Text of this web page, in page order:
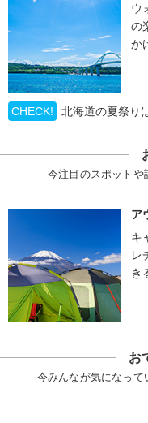
ウ
の
か
CHECK! 北海道の夏祭り
今注目のスポットや
ア
キ
レ
き
お
今みんなが気になって